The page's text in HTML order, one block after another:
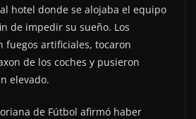
hotel donde se alojaba el equipo
de impedir su sueño. Los
fuegos artificiales, tocaron
de los coches y pusieron
elevado.
de Fútbol afirmó haber